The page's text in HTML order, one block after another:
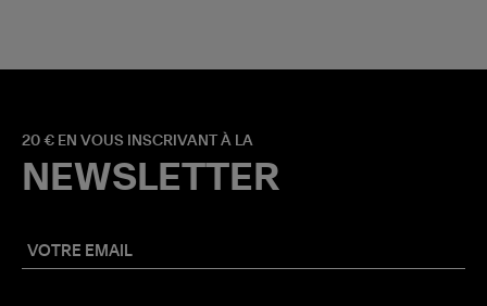
20 € EN VOUS INSCRIVANT À LA
NEWSLETTER